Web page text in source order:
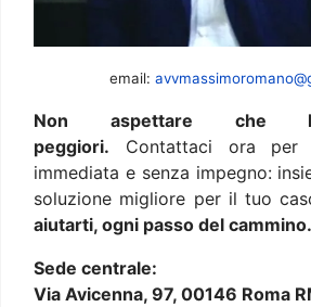
email:
Non aspettare che
peggiori. Contattaci ora per
immediata e senza impegno:
soluzione migliore per il tuo
aiutarti, ogni passo del cammino.
Sede centrale:
Via Avicenna, 97, 00146 Roma